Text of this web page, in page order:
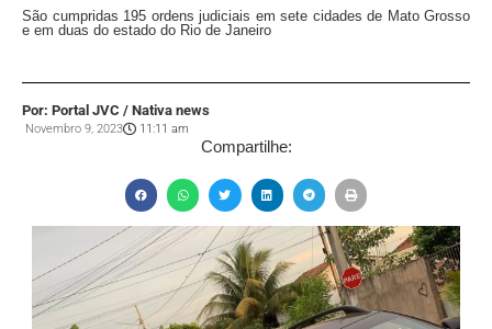
São cumpridas 195 ordens judiciais em sete cidades de Mato Grosso
e em duas do estado do Rio de Janeiro
Por: Portal JVC / Nativa news
Novembro 9, 2023 11:11 am
Compartilhe: